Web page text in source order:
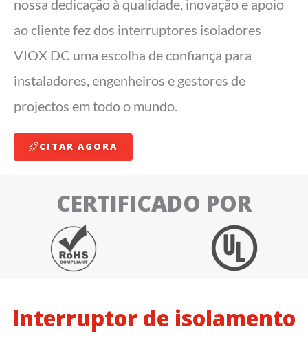
nossa dedicação à qualidade, inovação e apoio
ao cliente fez dos interruptores isoladores
VIOX DC uma escolha de confiança para
instaladores, engenheiros e gestores de
projectos em todo o mundo.
CITAR AGORA
CERTIFICADO POR
Interruptor de isolamento